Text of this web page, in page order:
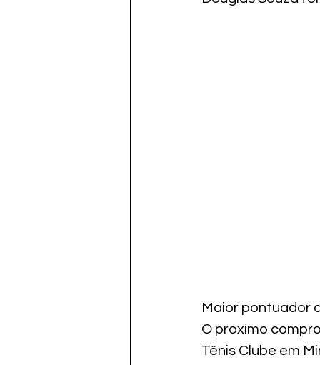
Maior pontuador
O proximo
Tênis Clube em